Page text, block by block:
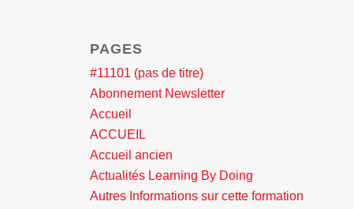
PAGES
#11101 (pas de titre)
Abonnement Newsletter
Accueil
ACCUEIL
Accueil ancien
Actualités Learning By Doing
Autres Informations sur cette formation